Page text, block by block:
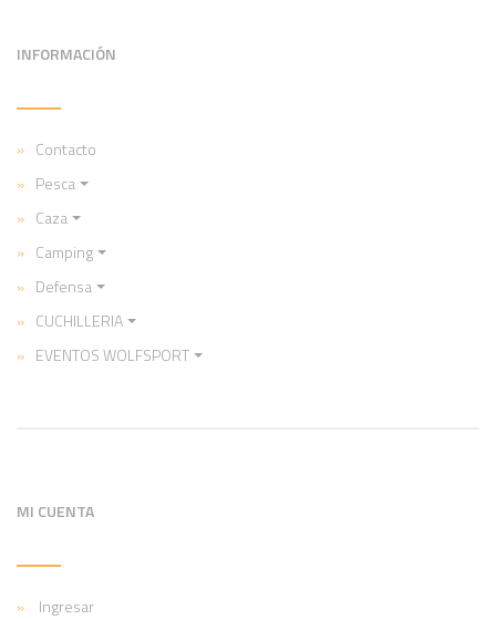
INFORMACIÓN
Contacto
Pesca
Caza
Camping
Defensa
CUCHILLERIA
EVENTOS WOLFSPORT
MI CUENTA
Ingresar